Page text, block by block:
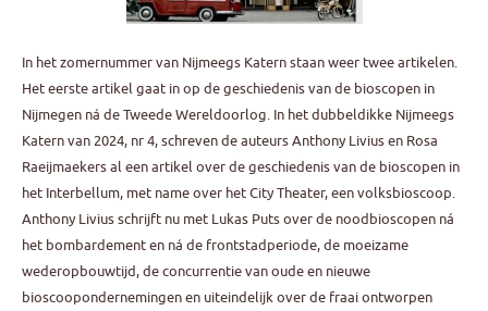
In het zomernummer van Nijmeegs Katern staan weer twee artikelen.
Het eerste artikel gaat in op de geschiedenis van de bioscopen in
Nijmegen ná de Tweede Wereldoorlog. In het dubbeldikke Nijmeegs
Katern van 2024, nr 4, schreven de auteurs Anthony Livius en Rosa
Raeijmaekers al een artikel over de geschiedenis van de bioscopen in
het Interbellum, met name over het City Theater, een volksbioscoop.
Anthony Livius schrijft nu met Lukas Puts over de noodbioscopen ná
het bombardement en ná de frontstadperiode, de moeizame
wederopbouwtijd, de concurrentie van oude en nieuwe
bioscoopondernemingen en uiteindelijk over de fraai ontworpen